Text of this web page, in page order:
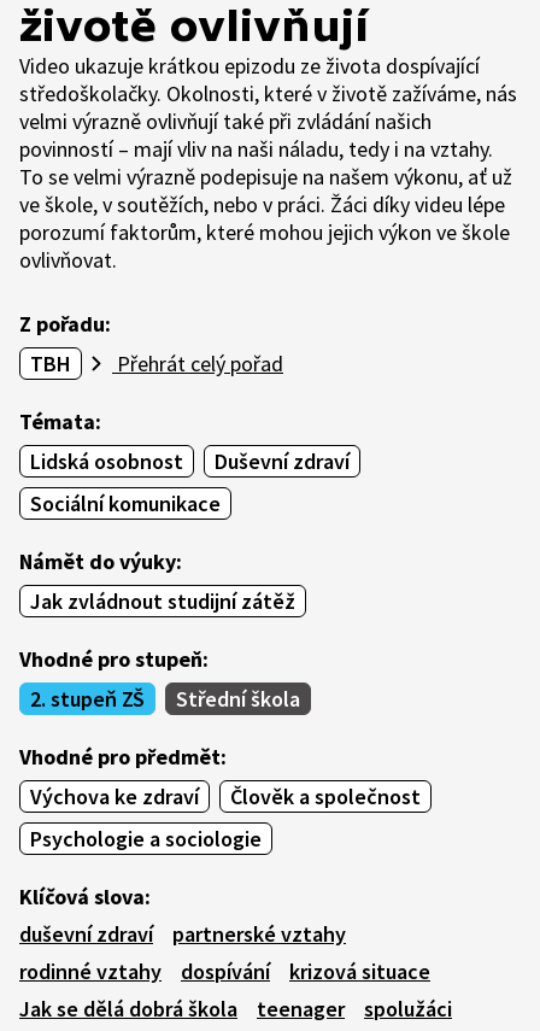
životě ovlivňují
Video ukazuje krátkou epizodu ze života dospívající
středoškolačky. Okolnosti, které v životě zažíváme, nás
velmi výrazně ovlivňují také při zvládání našich
povinností – mají vliv na naši náladu, tedy i na vztahy.
To se velmi výrazně podepisuje na našem výkonu, ať už
ve škole, v soutěžích, nebo v práci. Žáci díky videu lépe
porozumí faktorům, které mohou jejich výkon ve škole
ovlivňovat.
Z pořadu:
TBH
Přehrát celý pořad
Témata:
Lidská osobnost
Duševní zdraví
Sociální komunikace
Námět do výuky:
Jak zvládnout studijní zátěž
Vhodné pro stupeň:
2. stupeň ZŠ
Střední škola
Vhodné pro předmět:
Výchova ke zdraví
Člověk a společnost
Psychologie a sociologie
Klíčová slova:
duševní zdraví
partnerské vztahy
rodinné vztahy
dospívání
krizová situace
Jak se dělá dobrá škola
teenager
spolužáci